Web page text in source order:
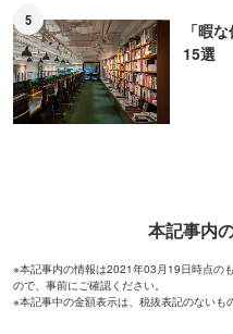
5
「暇
15選
本記事内
※本記事内の情報は2021年03月19日時点の
ので、事前にご確認ください。
※本記事中の金額表示は、税抜表記のないも